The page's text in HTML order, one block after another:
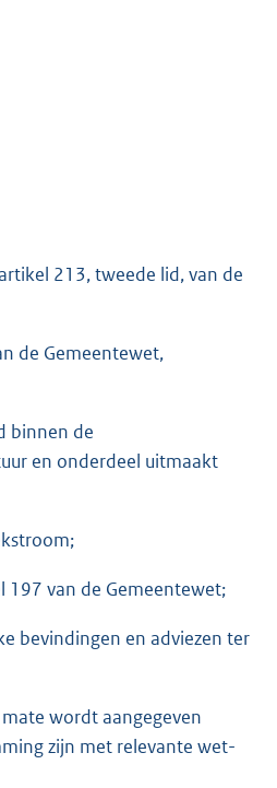
213, tweede lid, van de
de Gemeentewet,
binnen de
en onderdeel uitmaakt
197 van de Gemeentewet;
bevindingen en adviezen ter
wordt aangegeven
zijn met relevante wet-